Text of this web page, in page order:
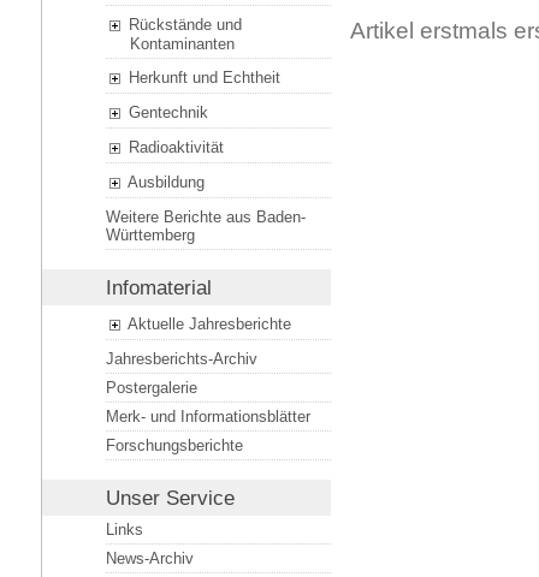
Rückstände und
Kontaminanten
Herkunft und Echtheit
Gentechnik
Radioaktivität
Ausbildung
Weitere Berichte aus Baden-
Württemberg
Infomaterial
Aktuelle Jahresberichte
Jahresberichts-Archiv
Postergalerie
Merk- und Informationsblätter
Forschungsberichte
Unser Service
Links
News-Archiv
Artikel erstmals